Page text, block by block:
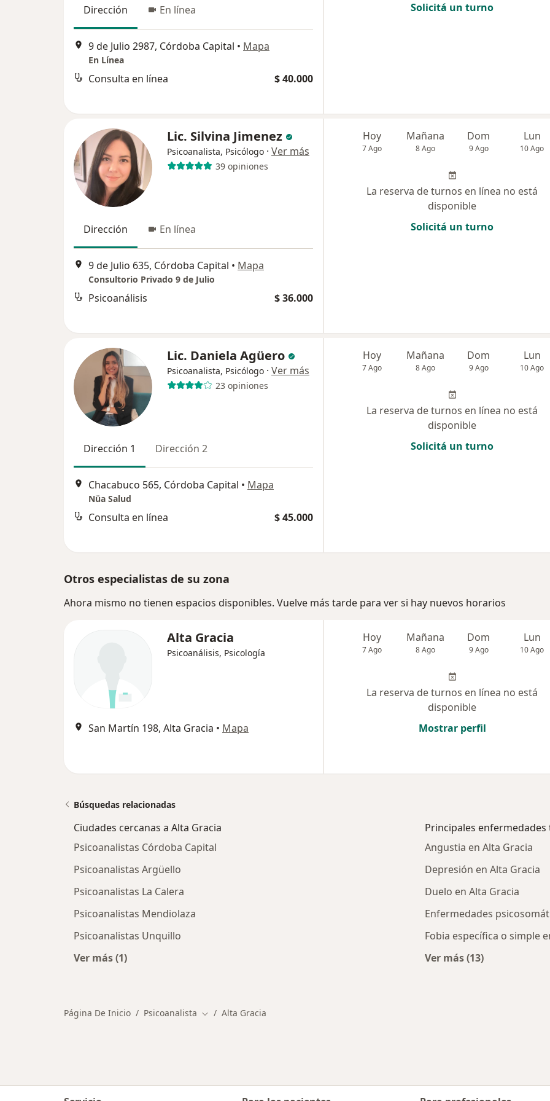
Dirección En línea
9 de Julio 2987, Córdoba Capital • Mapa
En Línea
Consulta en línea $ 40.000
Solicitá un turno
Lic. Silvina Jimenez
Psicoanalista, Psicólogo · Ver más
39 opiniones
Dirección En línea
9 de Julio 635, Córdoba Capital • Mapa
Consultorio Privado 9 de Julio
Psicoanálisis $ 36.000
Hoy
7 Ago
Mañana
8 Ago
Dom
9 Ago
Lun
10 Ago
La reserva de turnos en línea no está
disponible
Solicitá un turno
Lic. Daniela Agüero
Psicoanalista, Psicólogo · Ver más
23 opiniones
Dirección 1 Dirección 2
Chacabuco 565, Córdoba Capital • Mapa
Nüa Salud
Consulta en línea $ 45.000
Hoy
7 Ago
Mañana
8 Ago
Dom
9 Ago
Lun
10 Ago
La reserva de turnos en línea no está
disponible
Solicitá un turno
Otros especialistas de su zona
Ahora mismo no tienen espacios disponibles. Vuelve más tarde para ver si hay nuevos horarios
Alta Gracia
Psicoanálisis, Psicología
San Martín 198, Alta Gracia • Mapa
Hoy
7 Ago
Mañana
8 Ago
Dom
9 Ago
Lun
10 Ago
La reserva de turnos en línea no está
disponible
Mostrar perfil
Búsquedas relacionadas
Ciudades cercanas a Alta Gracia
Psicoanalistas Córdoba Capital
Psicoanalistas Argüello
Psicoanalistas La Calera
Psicoanalistas Mendiolaza
Psicoanalistas Unquillo
Ver más (1)
Principales enfermedades
Angustia en Alta Gracia
Depresión en Alta Gracia
Duelo en Alta Gracia
Enfermedades
Fobia específica o simple
Ver más (13)
Página De Inicio Psicoanalista Cambiar de ciudad
Alta Gracia